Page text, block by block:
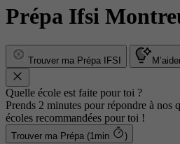
Prépa Ifsi
Trouver ma Prépa IFSI
Quelle école est faite pour toi ?
Prends 2 minutes pour répondre à nos
écoles recommandées pour toi !
Trouver ma Prépa (1min )